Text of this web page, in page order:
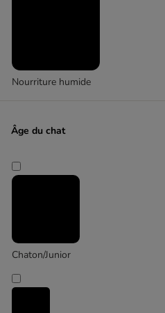
Nourriture humide
Âge du chat
Chaton/Junior